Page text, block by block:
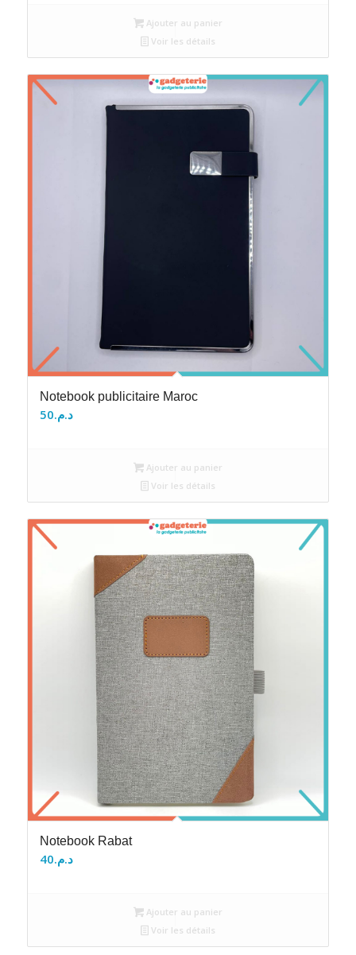
Ajouter au panier
Voir les détails
Notebook publicitaire Maroc
د.م.50
Ajouter au panier
Voir les détails
Notebook Rabat
د.م.40
Ajouter au panier
Voir les détails